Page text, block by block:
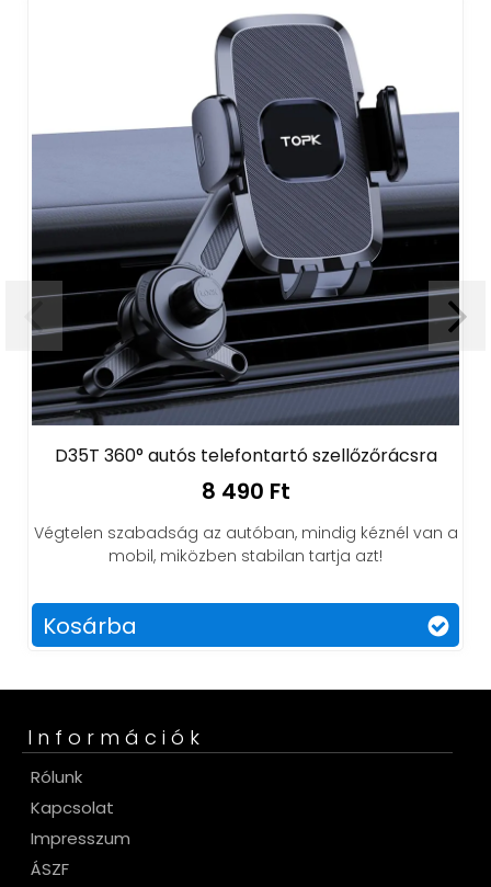
telefontartó szellőzőrácsra
az autóban, mindig kéznél van a
miközben stabilan tartja azt!
MagSafe
Laza, szilikon
Kosárba
Információk
Rólunk
Kapcsolat
Impresszum
ÁSZF